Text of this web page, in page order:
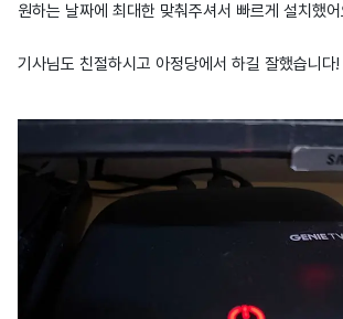
원하는 날짜에 최대한 맞춰주셔서 빠르게 설치했어
기사님도 친절하시고 아정당에서 하길 잘했습니다!